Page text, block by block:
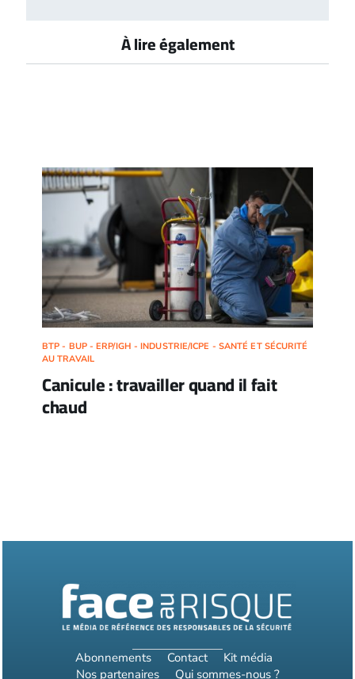
À lire également
BTP - BUP - ERP/IGH - INDUSTRIE/ICPE - SANTÉ ET SÉCURITÉ
AU TRAVAIL
Canicule : travailler quand il fait
chaud
Abonnements Contact
Kit média
Nos partenaires
Qui sommes-nous ?